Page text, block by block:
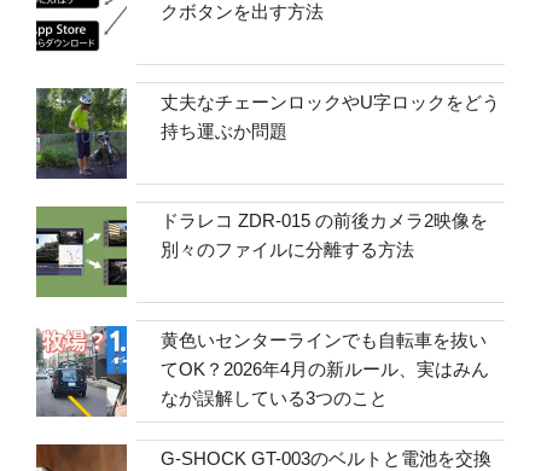
クボタンを出す方法
丈夫なチェーンロックやU字ロックをどう
持ち運ぶか問題
ドラレコ ZDR-015 の前後カメラ2映像を
別々のファイルに分離する方法
黄色いセンターラインでも自転車を抜い
てOK？2026年4月の新ルール、実はみん
なが誤解している3つのこと
G-SHOCK GT-003のベルトと電池を交換